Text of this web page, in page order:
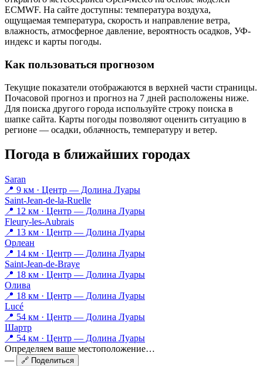
ECMWF. На сайте доступны: температура воздуха,
ощущаемая температура, скорость и направление ветра,
влажность, атмосферное давление, вероятность осадков, УФ-
индекс и карты погоды.
Как пользоваться прогнозом
Текущие показатели отображаются в верхней части страницы.
Почасовой прогноз и прогноз на 7 дней расположены ниже.
Для поиска другого города используйте строку поиска в
шапке сайта. Карты погоды позволяют оценить ситуацию в
регионе — осадки, облачность, температуру и ветер.
Погода в ближайших городах
Saran
📍 9 км · Центр — Долина Луары
Saint-Jean-de-la-Ruelle
📍 12 км · Центр — Долина Луары
Fleury-les-Aubrais
📍 13 км · Центр — Долина Луары
Орлеан
📍 14 км · Центр — Долина Луары
Saint-Jean-de-Braye
📍 18 км · Центр — Долина Луары
Олива
📍 18 км · Центр — Долина Луары
Lucé
📍 54 км · Центр — Долина Луары
Шартр
📍 54 км · Центр — Долина Луары
Определяем ваше местоположение…
—
🔗 Поделиться